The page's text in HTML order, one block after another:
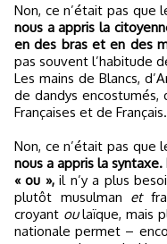
Non, ce n’était pas que
nous a appris la
en des bras et en des
pas souvent l’habitude
Les mains de Blancs,
de dandys
Françaises et de Français.
Non, ce n’était pas que
nous a appris la
« ou »,il n’y a plus
plutôt musulman et
croyant oulaïque, mais
nationale permet –